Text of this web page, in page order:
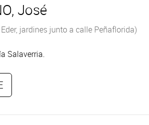
José
jardines junto a calle Peñaflorida)
Salaverria.